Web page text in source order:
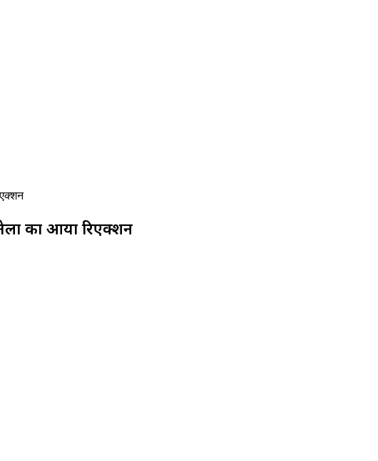
का आया रिएक्शन